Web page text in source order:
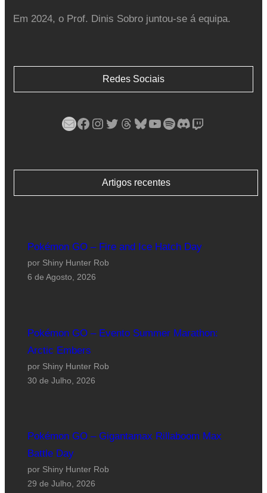
Em 2024, o Prof. Dinis Sobro juntou-se á equipa.
Redes Sociais
Mail Facebook Instagram Twitter Threads Bluesky YouTube Spotify Discord Twitch
Artigos recentes
Pokémon GO – Fire and Ice Hatch Day
por Shiny Hunter Rob
6 de Agosto, 2026
Pokémon GO – Evento Summer Marathon:
Arctic Embers
por Shiny Hunter Rob
30 de Julho, 2026
Pokémon GO – Gigantamax Rillaboom Max
Battle Day
por Shiny Hunter Rob
29 de Julho, 2026